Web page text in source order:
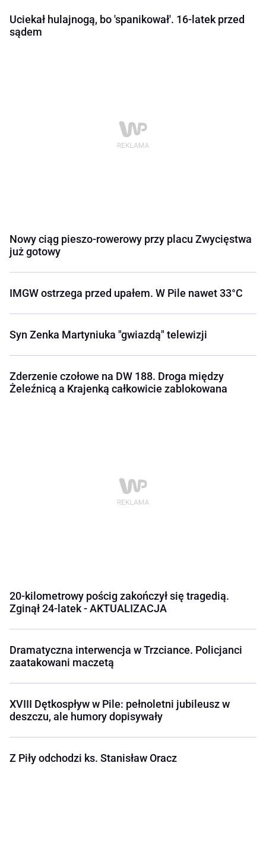
Uciekał hulajnogą, bo 'spanikował'. 16-latek przed
sądem
Nowy ciąg pieszo-rowerowy przy placu Zwycięstwa
już gotowy
IMGW ostrzega przed upałem. W Pile nawet 33°C
Syn Zenka Martyniuka "gwiazdą" telewizji
Zderzenie czołowe na DW 188. Droga między
Żeleźnicą a Krajenką całkowicie zablokowana
20-kilometrowy pościg zakończył się tragedią.
Zginął 24-latek - AKTUALIZACJA
Dramatyczna interwencja w Trzciance. Policjanci
zaatakowani maczetą
XVIII Dętkospływ w Pile: pełnoletni jubileusz w
deszczu, ale humory dopisywały
Z Piły odchodzi ks. Stanisław Oracz